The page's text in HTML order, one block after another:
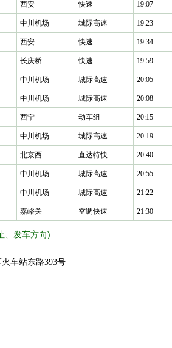
西安 快速 19:07
中川机场 城际高速 19:23
西安 快速 19:34
长庆桥 快速 19:59
中川机场 城际高速 20:05
中川机场 城际高速 20:08
西宁 动车组 20:15
中川机场 城际高速 20:19
北京西 直达特快 20:40
中川机场 城际高速 20:55
中川机场 城际高速 21:22
嘉峪关 空调快速 21:30
、发车方向)
车站东路393号